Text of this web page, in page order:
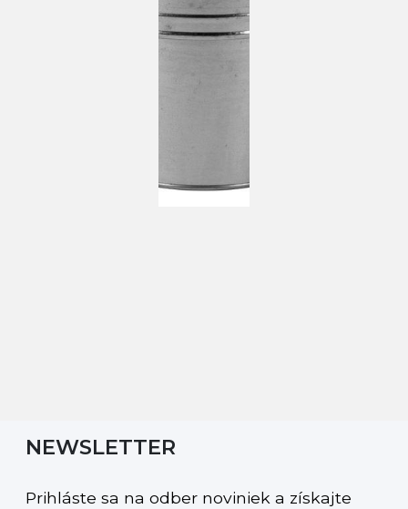
NEWSLETTER
Prihláste sa na odber noviniek a získajte